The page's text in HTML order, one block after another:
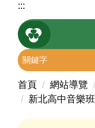
:::
首頁 網站導覽
新北高中音樂班